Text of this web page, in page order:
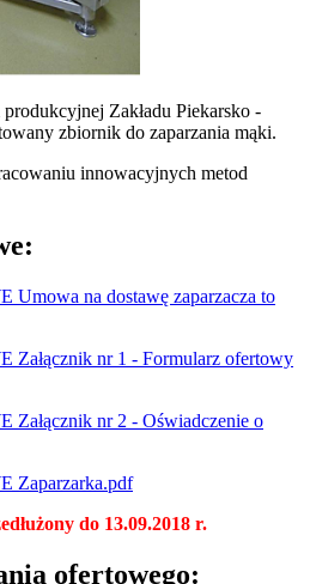
Zakładu Piekarsko -
zbiornik do zaparzania mąki.
innowacyjnych metod
na dostawę zaparzacza to
nr 1 - Formularz ofertowy
nr 2 - Oświadczenie o
Zaparzarka.pdf
do 13.09.2018 r.
ofertowego: